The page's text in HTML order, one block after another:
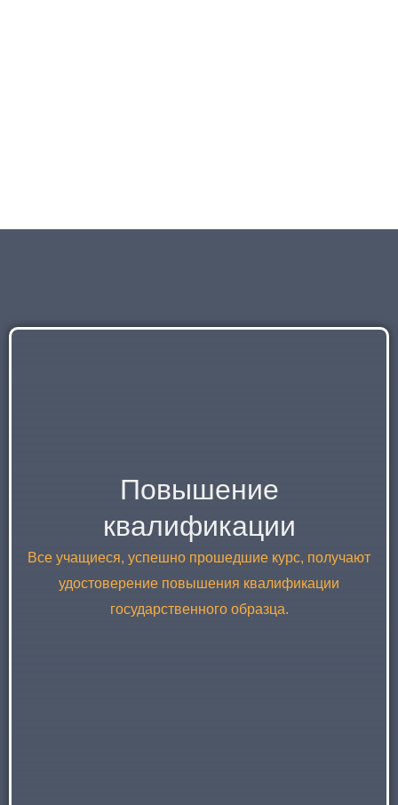
Повышение
квалификации
Все учащиеся, успешно прошедшие курс, получают
удостоверение повышения квалификации
государственного образца.